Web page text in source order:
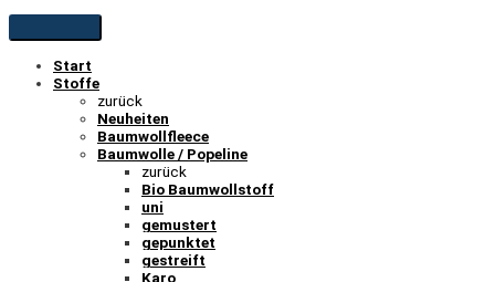
Start
Stoffe
zurück
Neuheiten
Baumwollfleece
Baumwolle / Popeline
zurück
Bio Baumwollstoff
uni
gemustert
gepunktet
gestreift
Karo